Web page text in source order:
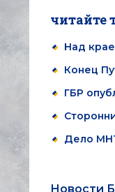
читайте
Над
Конец
ГБР
Дело
Новости